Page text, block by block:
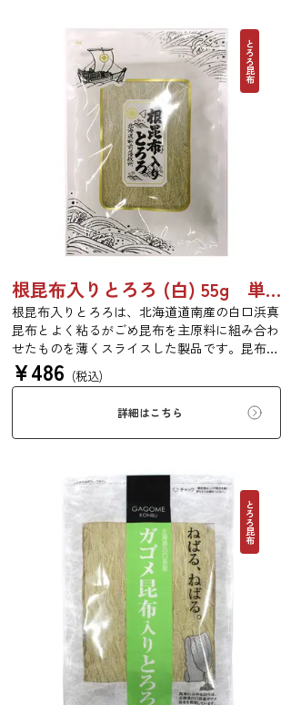
とろろ昆布
根昆布入りとろろ (白) 55g 単品 5袋 20袋 3429
根昆布入りとろろは、北海道道南産の白口浜真
昆布とよく粘るがごめ昆布を主原料に組み合わ
せたものを薄くスライスした製品です。昆布本
来の風味を存分にご賞味ください。
¥486 (税込)
詳細はこちら
とろろ昆布